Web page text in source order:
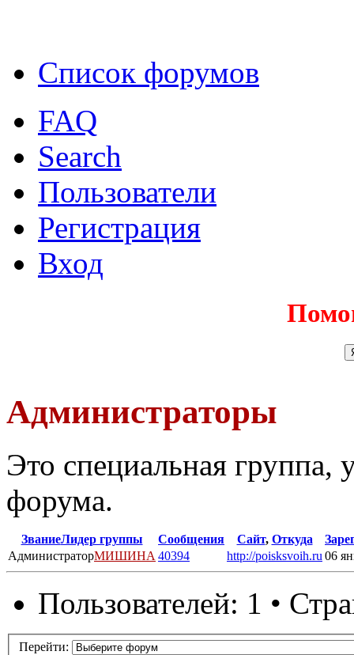
Список форумов
FAQ
Search
Пользователи
Регистрация
Вход
Администраторы
Это специальная группа,
форума.
ЗваниеЛидер группы Сообщения Сайт, Откуда
АдминистраторМИШИНА 40394 http://poisksvoih.ru 06
Пользователей: 1 •
Перейти: